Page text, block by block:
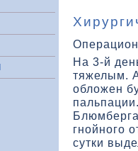
На 3-й
тяжелым.
облοжен
гнойного
сутки